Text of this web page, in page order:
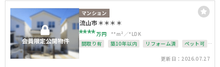
マンション
流山市＊＊＊＊
****万円 **m²
*LDK
間取り有
築10年以内 リフォーム済
ペット可
更新日：2026.07.27